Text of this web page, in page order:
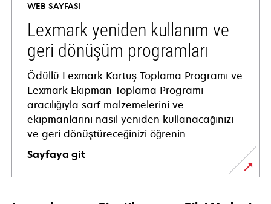
new
tab
WEB SAYFASI
Lexmark yeniden kullanım ve
geri dönüşüm programları
Ödüllü Lexmark Kartuş Toplama Programı ve
Lexmark Ekipman Toplama Programı
aracılığıyla sarf malzemelerini ve
ekipmanlarını nasıl yeniden kullanacağınızı
ve geri dönüştüreceğinizi öğrenin.
Sayfaya git